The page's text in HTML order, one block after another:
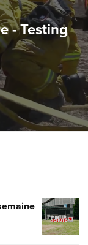
- Testing
2026
: